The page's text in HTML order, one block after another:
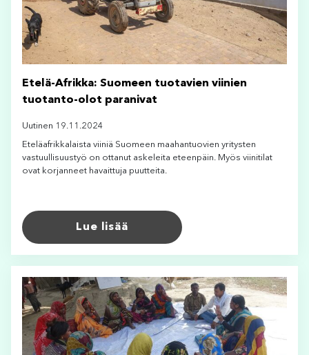
Etelä-Afrikka: Suomeen tuotavien viinien
tuotanto-olot paranivat
Uutinen 19.11.2024
Eteläafrikkalaista viiniä Suomeen maahantuovien yritysten
vastuullisuustyö on ottanut askeleita eteenpäin. Myös viinitilat
ovat korjanneet havaittuja puutteita.
Lue lisää